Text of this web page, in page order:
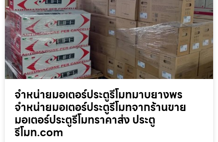
จำหน่ายมอเตอร์ประตูรีโมทมาบยางพร
จำหน่ายมอเตอร์ประตูรีโมทจากร้านขาย
มอเตอร์ประตูรีโมทราคาส่ง ประตู
รีโมท.com